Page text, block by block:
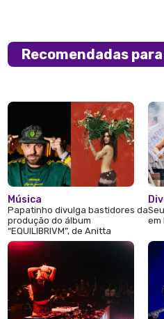
Recomendadas
Música
Papatinho divulga bastidores da
produção do álbum
“EQUILIBRIVM”, de Anitta
em